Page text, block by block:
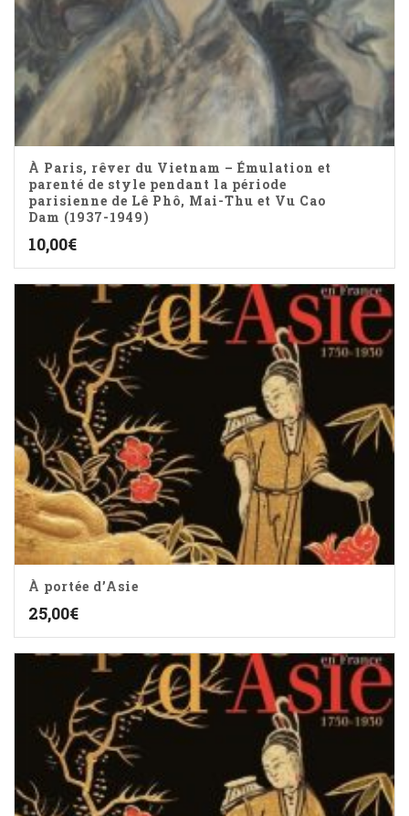
À Paris, rêver du Vietnam – Émulation et
parenté de style pendant la période
parisienne de Lê Phô, Mai-Thu et Vu Cao
Dam (1937-1949)
10,00€
À portée d’Asie
25,00€